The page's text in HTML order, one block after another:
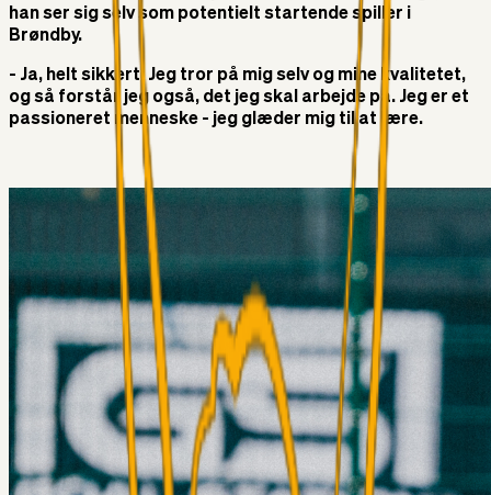
han ser sig selv som potentielt startende spiller i
Brøndby.
- Ja, helt sikkert. Jeg tror på mig selv og mine kvalitetet,
og så forstår jeg også, det jeg skal arbejde på. Jeg er et
passioneret menneske - jeg glæder mig til at lære.